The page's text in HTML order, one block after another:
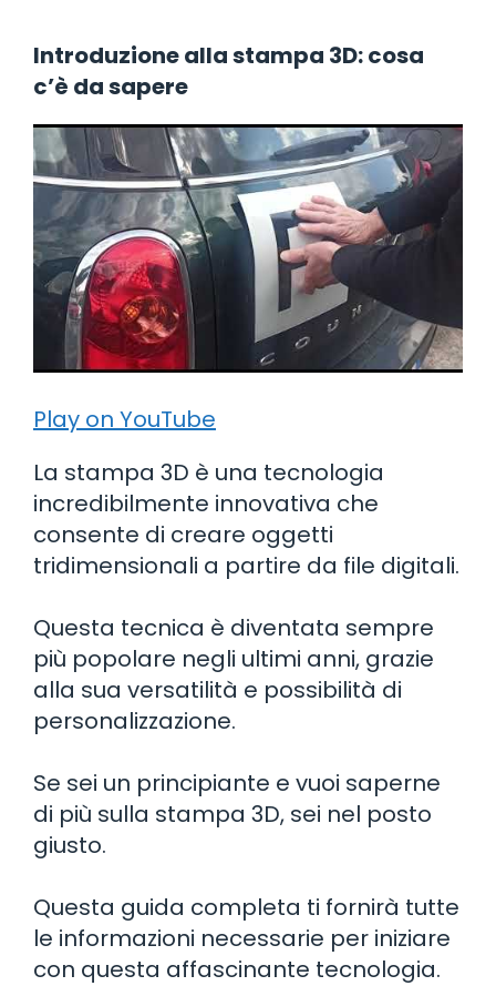
Introduzione alla stampa 3D: cosa
c’è da sapere
Play on YouTube
La stampa 3D è una tecnologia
incredibilmente innovativa che
consente di creare oggetti
tridimensionali a partire da file digitali.
Questa tecnica è diventata sempre
più popolare negli ultimi anni, grazie
alla sua versatilità e possibilità di
personalizzazione.
Se sei un principiante e vuoi saperne
di più sulla stampa 3D, sei nel posto
giusto.
Questa guida completa ti fornirà tutte
le informazioni necessarie per iniziare
con questa affascinante tecnologia.